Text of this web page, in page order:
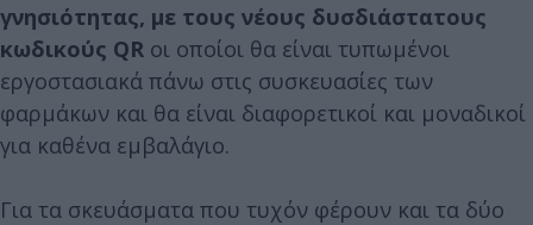
γνησιότητας, με τους νέους δυσδιάστατους
κωδικούς QR οι οποίοι θα είναι τυπωμένοι
εργοστασιακά πάνω στις συσκευασίες των
φαρμάκων και θα είναι διαφορετικοί και μοναδικοί
για καθένα εμβαλάγιο.
Για τα σκευάσματα που τυχόν φέρουν και τα δύο